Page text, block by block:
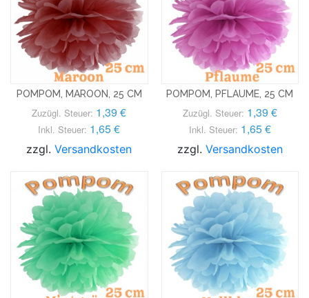
POMPOM, MAROON, 25 CM
Zuzügl. Steuer: 1,39 €
Inkl. Steuer: 1,65 €
zzgl.Versandkosten
POMPOM, PFLAUME, 25 CM
Zuzügl. Steuer: 1,39 €
Inkl. Steuer: 1,65 €
zzgl. Versandkosten